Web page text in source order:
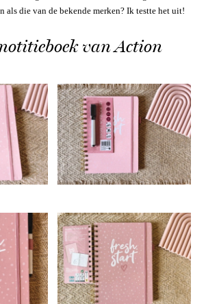
als die van de bekende merken? Ik testte het uit!
van Action